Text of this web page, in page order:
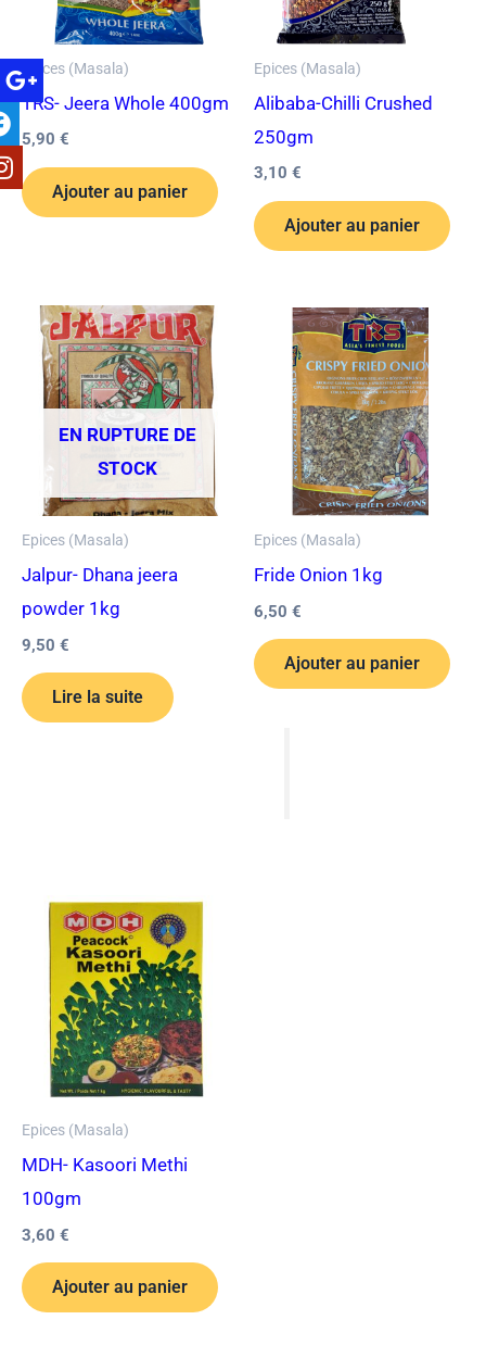
Epices (Masala)
TRS- Jeera Whole 400gm
5,90 €
Ajouter au panier
Epices (Masala)
Alibaba-Chilli Crushed
250gm
3,10 €
Ajouter au panier
EN RUPTURE DE
STOCK
Epices (Masala)
Jalpur- Dhana jeera
powder 1kg
9,50 €
Lire la suite
Epices (Masala)
Fride Onion 1kg
6,50 €
Ajouter au panier
Epices (Masala)
MDH- Kasoori Methi
100gm
3,60 €
Ajouter au panier